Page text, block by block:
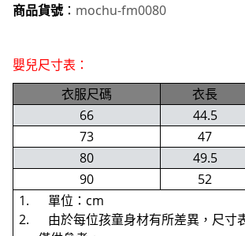
商品貨號： mochu-fm0080
嬰兒尺寸表：
衣服尺碼 衣長
66
44.5
73
47
80
49.5
90
52
1. 單位：cm
2. 由於每位孩童身材有所差異，尺寸